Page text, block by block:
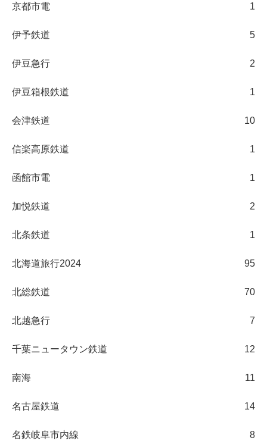
京都市電 1
伊予鉄道 5
伊豆急行 2
伊豆箱根鉄道 1
会津鉄道 10
信楽高原鉄道 1
函館市電 1
加悦鉄道 2
北条鉄道 1
北海道旅行2024 95
北総鉄道 70
北越急行 7
千葉ニュータウン鉄道 12
南海 11
名古屋鉄道 14
名鉄岐阜市内線 8